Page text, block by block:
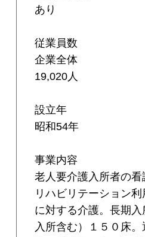
あり
従業員数
企業全体
19,020人
設立年
昭和54年
事業内容
老人要介護入所者の
リハビリテーション利
に対する介護。長期
入所含む）１５０床。